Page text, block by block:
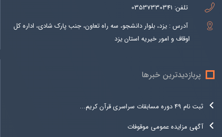
تلفن: 03537330341
آدرس : یزد، بلوار دانشجو، سه راه تعاون، جنب پارک شادی، اداره کل
اوقاف و امور خیریه استان یزد
پربازدیدترین خبرها
ثبت نام 49 دوره مسابقات سراسری قرآن کریم...
آگهی مزایده عمومی موقوفات